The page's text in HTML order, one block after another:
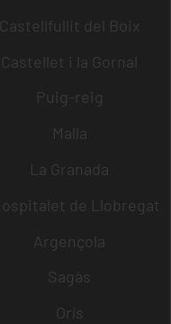
Castellfullit del Boix
Castellet i la Gornal
Puig-reig
Malla
La Granada
de Llobregat
Argençola
Sagàs
Orís